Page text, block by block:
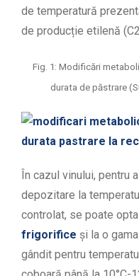
de temperatură
de producție etilenă (C2
Fig. 1: Modificări
durata de păstrare
În cazul vinului, pentru
depozitare la
controlat, se poate
frigorifice și la o
gândit pentru